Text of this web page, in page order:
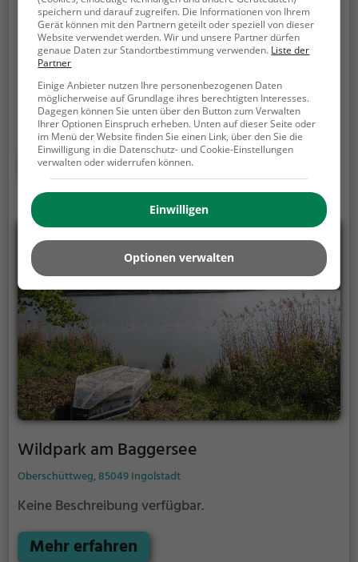
Tiergarten und Reiterhof Walding
Mursberg 42, 4111 Walding
Der Tiergarten & Reiterhof Walding ist ein
zoologischer Garten in der Marktgemeinde Walding
im oberen Mühlviertel im Bezirk Urfahr-Umgebung
in Oberösterreich. Er wurde von Familie Mair 1967 auf
einem Bauernhof und Gasthof in Pasching bei Linz
gegründet.
Mehr erfahren
Wildpark am Baggersee
Oberschüttweg, 85049 Ingolstadt
Keine Beschreibung verfügbar.
Mehr erfahren
speichern und darauf zugreifen. Die Informationen von Ihrem
Gerät können mit den Partnern geteilt oder speziell von dieser
Website verwendet werden. Wir und unsere Partner dürfen
genaue Daten zur Standortbestimmung verwenden. Liste der
Partner
Einige Anbieter nutzen Ihre personenbezogenen Daten
möglicherweise auf Grundlage ihres berechtigten Interesses.
Dagegen können Sie unten über den Button zum Verwalten
Ihrer Optionen Einspruch erheben. Unten auf dieser Seite oder
im Menü der Website finden Sie einen Link, über den Sie die
Einwilligung in die Datenschutz- und Cookie-Einstellungen
verwalten oder widerrufen können.
Einwilligen
Optionen verwalten